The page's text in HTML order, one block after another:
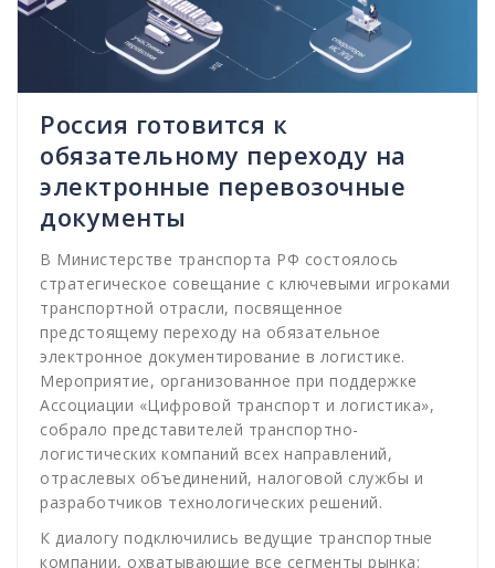
Россия готовится к
обязательному переходу на
электронные перевозочные
документы
В Министерстве транспорта РФ состоялось
стратегическое совещание с ключевыми игроками
транспортной отрасли, посвященное
предстоящему переходу на обязательное
электронное документирование в логистике.
Мероприятие, организованное при поддержке
Ассоциации «Цифровой транспорт и логистика»,
собрало представителей транспортно-
логистических компаний всех направлений,
отраслевых объединений, налоговой службы и
разработчиков технологических решений.
К диалогу подключились ведущие транспортные
компании, охватывающие все сегменты рынка: